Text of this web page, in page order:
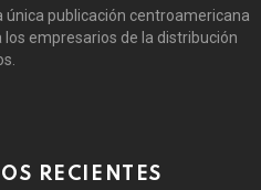
única publicación centroamericana
empresarios de la distribución
RECIENTES